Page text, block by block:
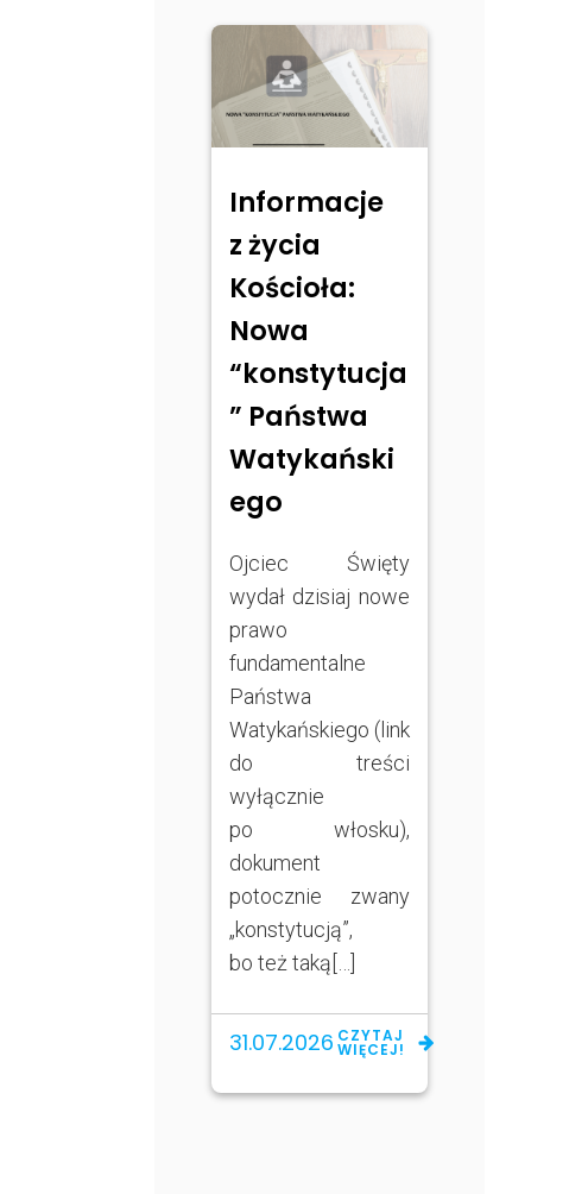
Informacje
z życia
Kościoła:
Nowa
“konstytucja
” Państwa
Watykański
ego
Ojciec Święty
wydał dzisiaj nowe
prawo
fundamentalne
Państwa
Watykańskiego (link
do treści
wyłącznie
po włosku),
dokument
potocznie zwany
„konstytucją”,
bo też taką[…]
31.07.2026 CZYTAJ
WIĘCEJ!